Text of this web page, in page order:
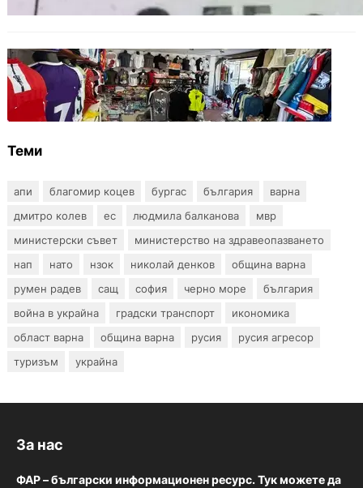
БЪЛГАРИЯ
Иззеха фалшиви стоки за близо 650 000
евро при акция във Варна и „Златни
пясъци“
Теми
апи благомир коцев бургас българия
варна
дмитро колев
ес людмила балканова
мвр
министерски съвет
министерство на здравеопазването
нап
нато нзок николай денков
община варна
румен радев
сащ софия черно море
българия
война в украйна
градски транспорт
икономика
област варна
община варна русия
русия агресор
туризъм
украйна
За нас
ФАР – български информационен ресурс. Тук можете да